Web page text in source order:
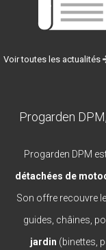
Voir toutes les actualités
Progarden
Progarden DPM
détachées de
Son offre recouvre
guides, châines,
jardin (binettes,